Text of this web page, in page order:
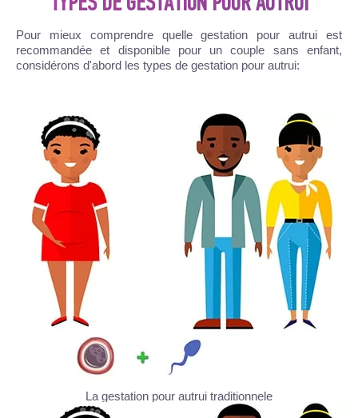
Pour mieux comprendre quelle gestation pour autrui est
recommandée et disponible pour un couple sans enfant,
considérons d'abord les types de gestation pour autrui:
La gestation pour autrui traditionnele